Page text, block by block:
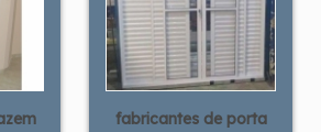
fabricantes de porta